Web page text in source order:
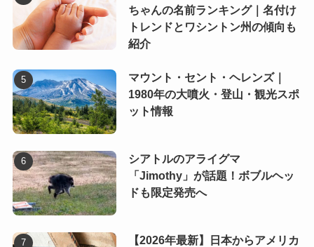
ちゃんの名前ランキング｜名付け
トレンドとワシントン州の傾向も
紹介
マウント・セント・ヘレンズ｜
1980年の大噴火・登山・観光スポ
ット情報
シアトルのアライグマ
「Jimothy」が話題！ボブルヘッ
ドも限定発売へ
【2026年最新】日本からアメリカ